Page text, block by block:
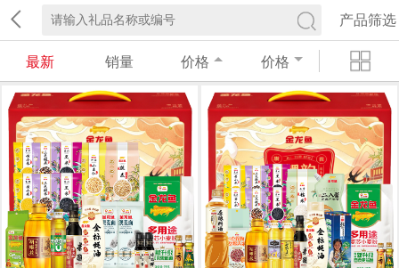
产品筛选
最新 销量 价格 价格